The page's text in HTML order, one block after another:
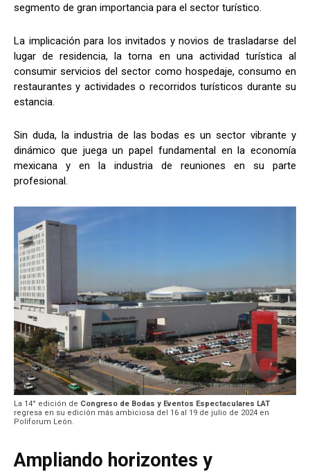
segmento de gran importancia para el sector turístico.
La implicación para los invitados y novios de trasladarse del
lugar de residencia, la torna en una actividad turística al
consumir servicios del sector como hospedaje, consumo en
restaurantes y actividades o recorridos turísticos durante su
estancia.
Sin duda, la industria de las bodas es un sector vibrante y
dinámico que juega un papel fundamental en la economía
mexicana y en la industria de reuniones en su parte
profesional.
La 14° edición de Congreso de Bodas y Eventos Espectaculares LAT
regresa en su edición más ambiciosa del 16 al 19 de julio de 2024 en
Poliforum León.
Ampliando horizontes y